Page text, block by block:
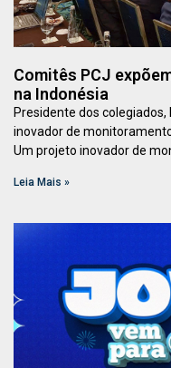
Comitês PCJ
na Indonésia
Presidente dos
inovador de
Um projeto inovador de
Leia Mais »